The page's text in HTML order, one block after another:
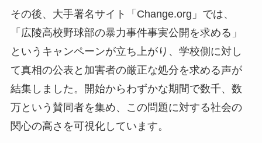
その後、大手署名サイト「Change.org」では、
「広陵高校野球部の暴力事件事実公開を求める」
というキャンペーンが立ち上がり、学校側に対し
て真相の公表と加害者の厳正な処分を求める声が
結集しました。開始からわずかな期間で数千、数
万という賛同者を集め、この問題に対する社会の
関心の高さを可視化しています。